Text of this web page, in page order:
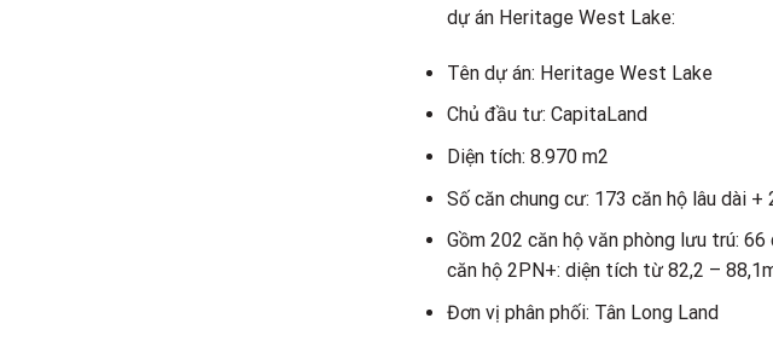
dự án Heritage West Lake:
Tên dự án: Heritage West Lake
Chủ đầu tư: CapitaLand
Diện tích: 8.970 m2
Số căn chung cư: 173 căn hộ lâu dài
Gồm 202 căn hộ văn phòng lưu trú:
căn hộ 2PN+: diện tích từ 82,2 –
Đơn vị phân phối: Tân Long Land